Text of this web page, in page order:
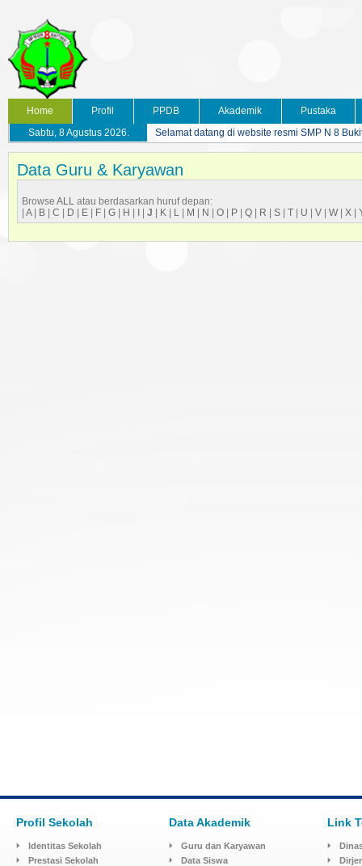
Home Profil PPDB Akademik
Pustaka
Sabtu, 8 Agustus 2026.
Selamat datang di website resmi SMP N 8
Data Guru & Karyawan
Browse ALL atau berdasarkan huruf depan:
A| B C D E F G H J K L M N O P Q R S T U V W X
Profil Sekolah
Identitas Sekolah
Prestasi Sekolah
Data Akademik
Guru dan Karyawan
Data Siswa
Link